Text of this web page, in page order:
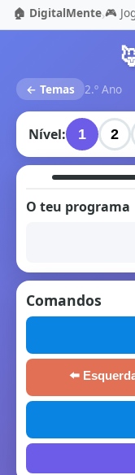
🏠 DigitalMente›🎮
← Temas 2.º Ano
Nível: 1 2
O teu programa
Comandos
⬅️